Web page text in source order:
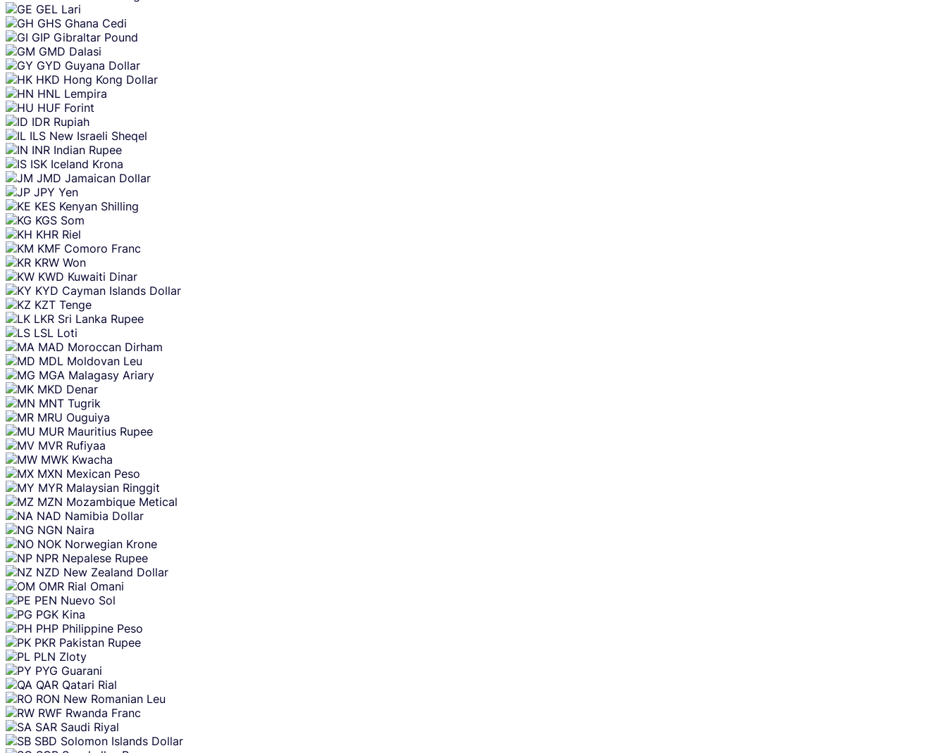
GEL Lari
GHS Ghana Cedi
GIP Gibraltar Pound
GMD Dalasi
GYD Guyana Dollar
HKD Hong Kong Dollar
HNL Lempira
HUF Forint
IDR Rupiah
ILS New Israeli Sheqel
INR Indian Rupee
ISK Iceland Krona
JMD Jamaican Dollar
JPY Yen
KES Kenyan Shilling
KGS Som
KHR Riel
KMF Comoro Franc
KRW Won
KWD Kuwaiti Dinar
KYD Cayman Islands Dollar
KZT Tenge
LKR Sri Lanka Rupee
LSL Loti
MAD Moroccan Dirham
MDL Moldovan Leu
MGA Malagasy Ariary
MKD Denar
MNT Tugrik
MRU Ouguiya
MUR Mauritius Rupee
MVR Rufiyaa
MWK Kwacha
MXN Mexican Peso
MYR Malaysian Ringgit
MZN Mozambique Metical
NAD Namibia Dollar
NGN Naira
NOK Norwegian Krone
NPR Nepalese Rupee
NZD New Zealand Dollar
OMR Rial Omani
PEN Nuevo Sol
PGK Kina
PHP Philippine Peso
PKR Pakistan Rupee
PLN Zloty
PYG Guarani
QAR Qatari Rial
RON New Romanian Leu
RWF Rwanda Franc
SAR Saudi Riyal
SBD Solomon Islands Dollar